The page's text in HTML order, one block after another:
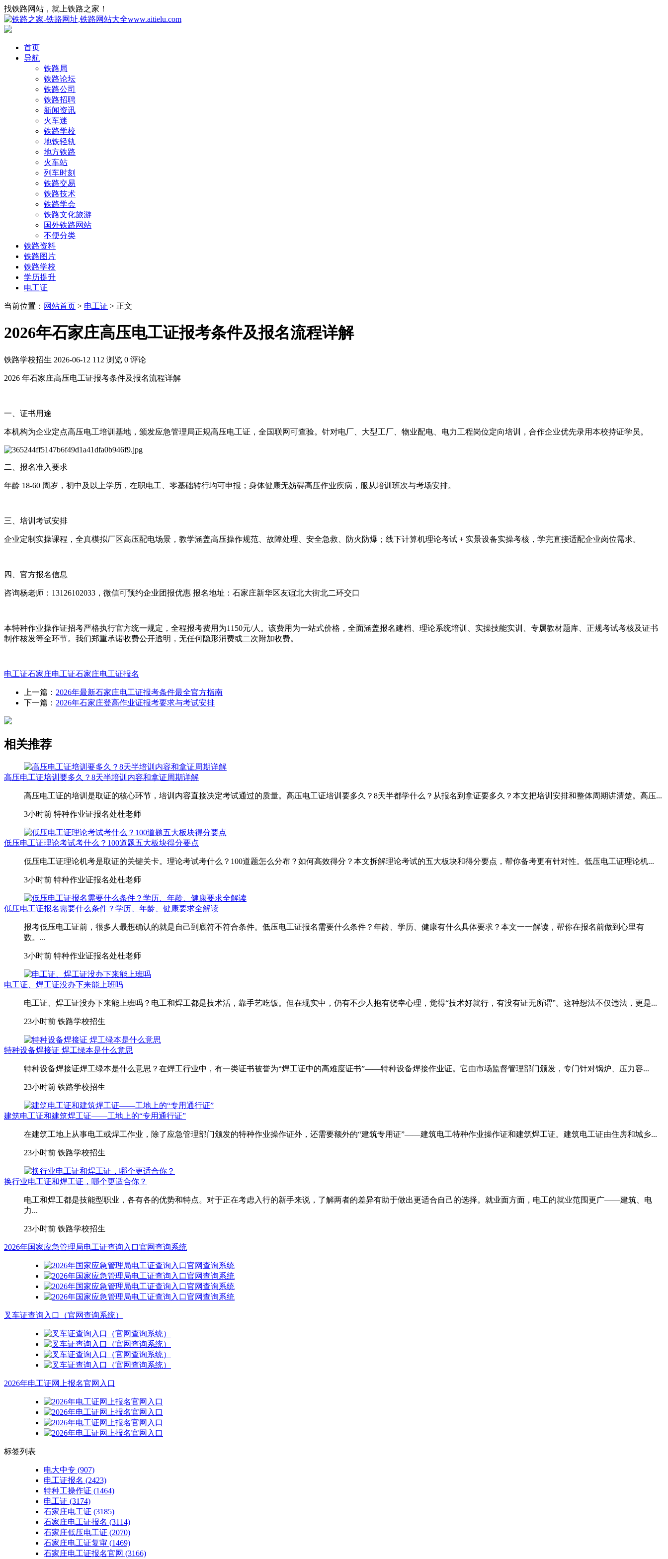
找铁路网站，就上铁路之家！
首页
导航
铁路局
铁路论坛
铁路公司
铁路招聘
新闻资讯
火车迷
铁路学校
地铁轻轨
地方铁路
火车站
列车时刻
铁路交易
铁路技术
铁路学会
铁路文化旅游
国外铁路网站
不便分类
铁路资料
铁路图片
铁路学校
学历提升
电工证
当前位置： 网站首页 > 电工证 > 正文
2026年石家庄高压电工证报考条件及报名流程详解
铁路学校招生 2026-06-12 112 浏览 0 评论
2026 年石家庄高压电工证报考条件及报名流程详解
一、证书用途
本机构为企业定点高压电工培训基地，颁发应急管理局正规高压电工证，全国联网可查验。针对电厂、大型工厂、物业配电、电力工程岗位定向培训，合作企业优先录用本校持证学员。
二、报名准入要求
年龄 18-60 周岁，初中及以上学历，在职电工、零基础转行均可申报；身体健康无妨碍高压作业疾病，服从培训班次与考场安排。
三、培训考试安排
企业定制实操课程，全真模拟厂区高压配电场景，教学涵盖高压操作规范、故障处理、安全急救、防火防爆；线下计算机理论考试 + 实景设备实操考核，学完直接适配企业岗位需求。
四、官方报名信息
咨询杨老师：13126102033，微信可预约企业团报优惠 报名地址：石家庄新华区友谊北大街北二环交口
本特种作业操作证招考严格执行官方统一规定，全程报考费用为1150元/人。该费用为一站式价格，全面涵盖报名建档、理论系统培训、实操技能实训、专属教材题库、正规考试考核及证书
制作核发等全环节。我们郑重承诺收费公开透明，无任何隐形消费或二次附加收费。
电工证石家庄电工证石家庄电工证报名
上一篇： 2026年最新石家庄电工证报考条件最全官方指南
下一篇： 2026年石家庄登高作业证报考要求与考试安排
相关推荐
高压电工证培训要多久？8天半培训内容和拿证周期详解
高压电工证的培训是取证的核心环节，培训内容直接决定考试通过的质量。高压电工证培训要多久？8天半都学什么？从报名到拿证要多久？本文把培训安排和整体周期讲清楚。高压...
3小时前 特种作业证报名处杜老师
低压电工证理论考试考什么？100道题五大板块得分要点
低压电工证理论机考是取证的关键关卡。理论考试考什么？100道题怎么分布？如何高效得分？本文拆解理论考试的五大板块和得分要点，帮你备考更有针对性。低压电工证理论机...
3小时前 特种作业证报名处杜老师
低压电工证报名需要什么条件？学历、年龄、健康要求全解读
报考低压电工证前，很多人最想确认的就是自己到底符不符合条件。低压电工证报名需要什么条件？年龄、学历、健康有什么具体要求？本文一一解读，帮你在报名前做到心里有
数。...
3小时前 特种作业证报名处杜老师
电工证、焊工证没办下来能上班吗
电工证、焊工证没办下来能上班吗？电工和焊工都是技术活，靠手艺吃饭。但在现实中，仍有不少人抱有侥幸心理，觉得“技术好就行，有没有证无所谓”。这种想法不仅违法，更是...
23小时前 铁路学校招生
特种设备焊接证 焊工绿本是什么意思
特种设备焊接证焊工绿本是什么意思？在焊工行业中，有一类证书被誉为“焊工证中的高难度证书”——特种设备焊接作业证。它由市场监督管理部门颁发，专门针对锅炉、压力容...
23小时前 铁路学校招生
建筑电工证和建筑焊工证——工地上的“专用通行证”
在建筑工地上从事电工或焊工作业，除了应急管理部门颁发的特种作业操作证外，还需要额外的“建筑专用证”——建筑电工特种作业操作证和建筑焊工证。建筑电工证由住房和城乡...
23小时前 铁路学校招生
换行业电工证和焊工证，哪个更适合你？
电工和焊工都是技能型职业，各有各的优势和特点。对于正在考虑入行的新手来说，了解两者的差异有助于做出更适合自己的选择。就业面方面，电工的就业范围更广——建筑、电
力...
23小时前 铁路学校招生
2026年国家应急管理局电工证查询入口官网查询系统
叉车证查询入口（官网查询系统）
2026年电工证网上报名官网入口
标签列表
电大中专 (907)
电工证报名 (2423)
特种工操作证 (1464)
电工证 (3174)
石家庄电工证 (3185)
石家庄电工证报名 (3114)
石家庄低压电工证 (2070)
石家庄电工证复审 (1469)
石家庄电工证报名官网 (3166)